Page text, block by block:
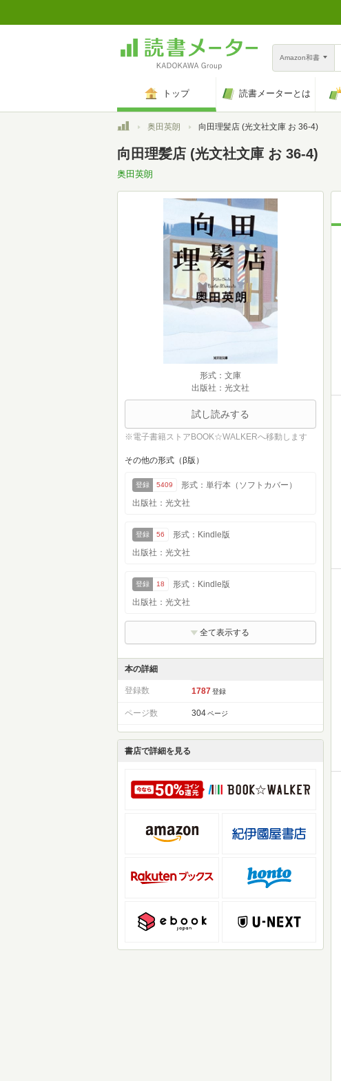
Amazon和書
トップ 読書メーターとは
トップ奥田英朗 向田理髪店 (光文社文庫 お 36-4)
向田理髪店 (光文社文庫 お 36-4)
奥田英朗
形式：文庫
出版社：光文社
試し読みする
※電子書籍ストアBOOK☆WALKERへ移動します
その他の形式（β版）
登録 5409
形式：単行本（ソフトカバー）
出版社：光文社
登録 56
形式：Kindle版
出版社：光文社
登録 18
形式：Kindle版
出版社：光文社
全て表示する
本の詳細
登録数 1787 登録
ページ数 304 ページ
書店で詳細を見る